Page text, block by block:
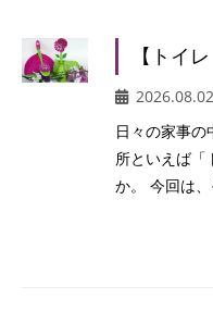
【トイ
2026.08.02
日々の家事
所といえば「
か。 今回は